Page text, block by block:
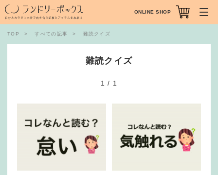
TOP すべての記事 難読クイズ
難読クイズ
1 / 1
ONLINE SHOP